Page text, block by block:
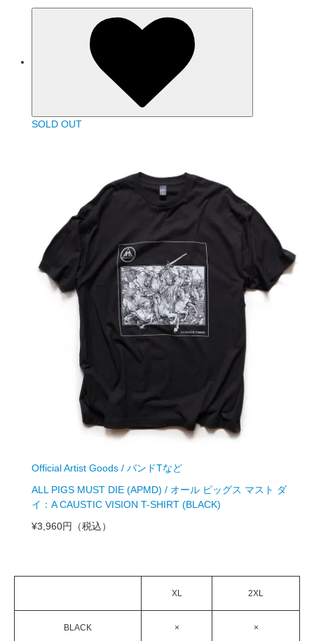
SOLD OUT
Official Artist Goods / バンドTなど
ALL PIGS MUST DIE (APMD) / オール ピッグス マスト ダ
イ：A CAUSTIC VISION T-SHIRT (BLACK)
¥3,960円
（税込）
XL 2XL
BLACK × ×